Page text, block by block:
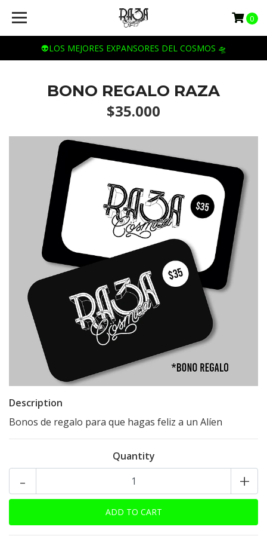
👽LOS MEJORES EXPANSORES DEL COSMOS 🛸
0
BONO REGALO RAZA
$35.000
Description
Bonos de regalo para que hagas feliz a un Alíen
Quantity
+
-